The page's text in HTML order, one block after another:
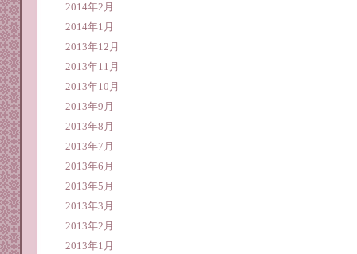
2014年2月
2014年1月
2013年12月
2013年11月
2013年10月
2013年9月
2013年8月
2013年7月
2013年6月
2013年5月
2013年3月
2013年2月
2013年1月